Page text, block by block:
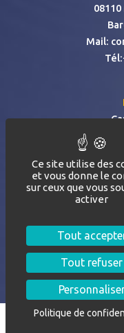
Mail:
Tél:
Polígon
Mail:
Tél:
Propulsé parAC-
Ce site utilise des
et vous donne le
sur ceux que vous
activer
Tout
Tout refuser
Politique de